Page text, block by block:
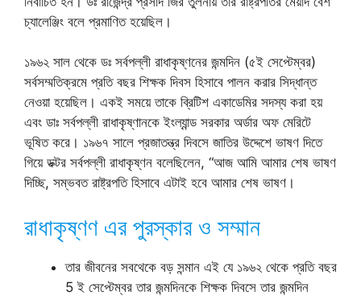
চ্যালেঞ্জিং বলে প্রমাণিত হয়েছিল।
১৯৬২ সাল থেকে ডঃ সর্বপল্লী রাধাকৃষ্ণনের জন্মদিন (৫ই সেপ্টেম্বর)
সর্বসম্মতিক্রমে প্রতি বছর শিক্ষক দিবস হিসাবে পালন করার সিদ্ধান্ত
নেওয়া হয়েছিল। একই সময়ে তাকে ব্রিটিশ একাডেমির সদস্য করা হয়
এবং ডাঃ সর্বপল্লী রাধাকৃষ্ণানকে ইংল্যান্ড সরকার অর্ডার অফ মেরিটে
ভূষিত করে। ১৯৬৭ সালে প্রজাতন্ত্র দিবসে জাতির উদ্দেশে ভাষণ দিতে
গিয়ে ডক্টর সর্বপল্লী রাধাকৃষ্ণন বলেছিলেন, “আজ আমি আমার শেষ ভাষণ
দিচ্ছি, সম্ভবত রাষ্ট্রপতি হিসাবে এটাই হবে আমার শেষ ভাষণ।
রাধাকৃষ্ণণ এর পুরস্কার ও সম্মান
তার জীবনের সবথেকে বড় সন্মান এই যে ১৯৬২ থেকে প্রতি বছর
5 ই সেপ্টেম্বর তার জন্মদিনকে শিক্ষক দিবসে তার জন্মদিন